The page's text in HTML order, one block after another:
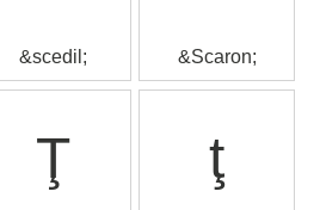
&scedil; &Scaron;
Ţ ţ